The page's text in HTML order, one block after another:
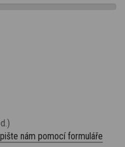
nám pomocí formuláře